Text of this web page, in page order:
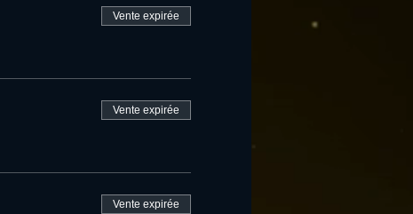
Vente expirée
Vente expirée
Vente expirée